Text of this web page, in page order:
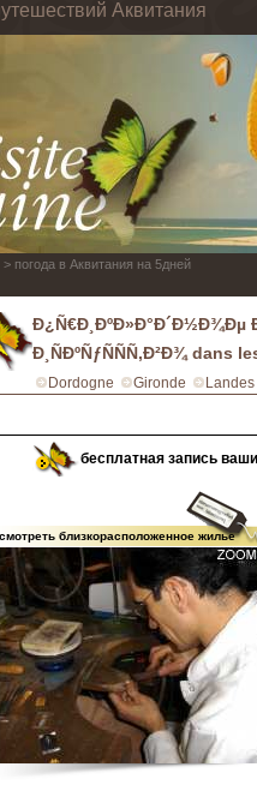
Аквитания
> погода в Аквитания на 5дней
Ð¿Ñ€Ð¸ÐºÐ»Ð°Ð´Ð½Ð¾Ðµ
Ð¸ÑÐºÑƒÑÑÑ‚Ð²Ð¾
Dordogne Gironde Landes
бесплатная запись
смотреть близкорасположенное жилье